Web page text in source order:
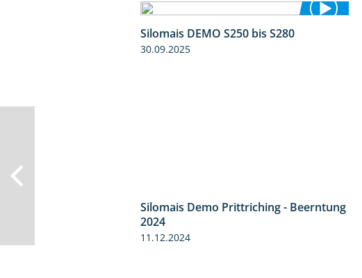
Silomais DEMO S250 bis S280
30.09.2025
Silomais Demo Prittriching - Beerntung
2024
11.12.2024